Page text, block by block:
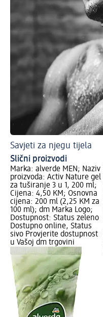
Savjeti za njegu tijela
Slični proizvodi
Marka: alverde MEN; Naziv
proizvoda: Activ Nature gel
za tuširanje 3 u 1, 200 ml;
Cijena: 4,50 KM; Osnovna
cijena: 200 ml (2,25 KM za
100 ml); dm Marka Logo;
Dostupnost: Status zeleno
Dostupno online, Status
sivo Provjerite dostupnost
u Vašoj dm trgovini